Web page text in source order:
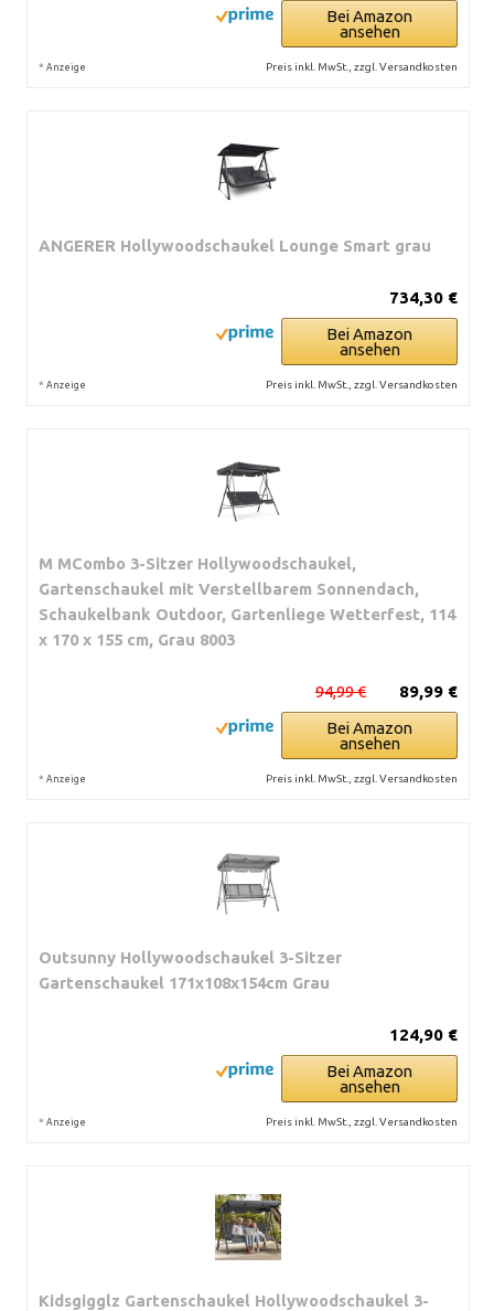
Bei Amazon
ansehen
* Anzeige Preis inkl. MwSt., zzgl. Versandkosten
ANGERER Hollywoodschaukel Lounge Smart grau
734,30 €
Bei Amazon
ansehen
* Anzeige Preis inkl. MwSt., zzgl. Versandkosten
M MCombo 3-Sitzer Hollywoodschaukel,
Gartenschaukel mit Verstellbarem Sonnendach,
Schaukelbank Outdoor, Gartenliege Wetterfest, 114
x 170 x 155 cm, Grau 8003
89,99 €
94,99 €
Bei Amazon
ansehen
* Anzeige Preis inkl. MwSt., zzgl. Versandkosten
Outsunny Hollywoodschaukel 3-Sitzer
Gartenschaukel 171x108x154cm Grau
124,90 €
Bei Amazon
ansehen
* Anzeige Preis inkl. MwSt., zzgl. Versandkosten
Kidsgigglz Gartenschaukel Hollywoodschaukel 3-